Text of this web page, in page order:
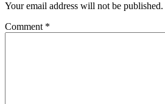
Your email address will not be published.
Comment *